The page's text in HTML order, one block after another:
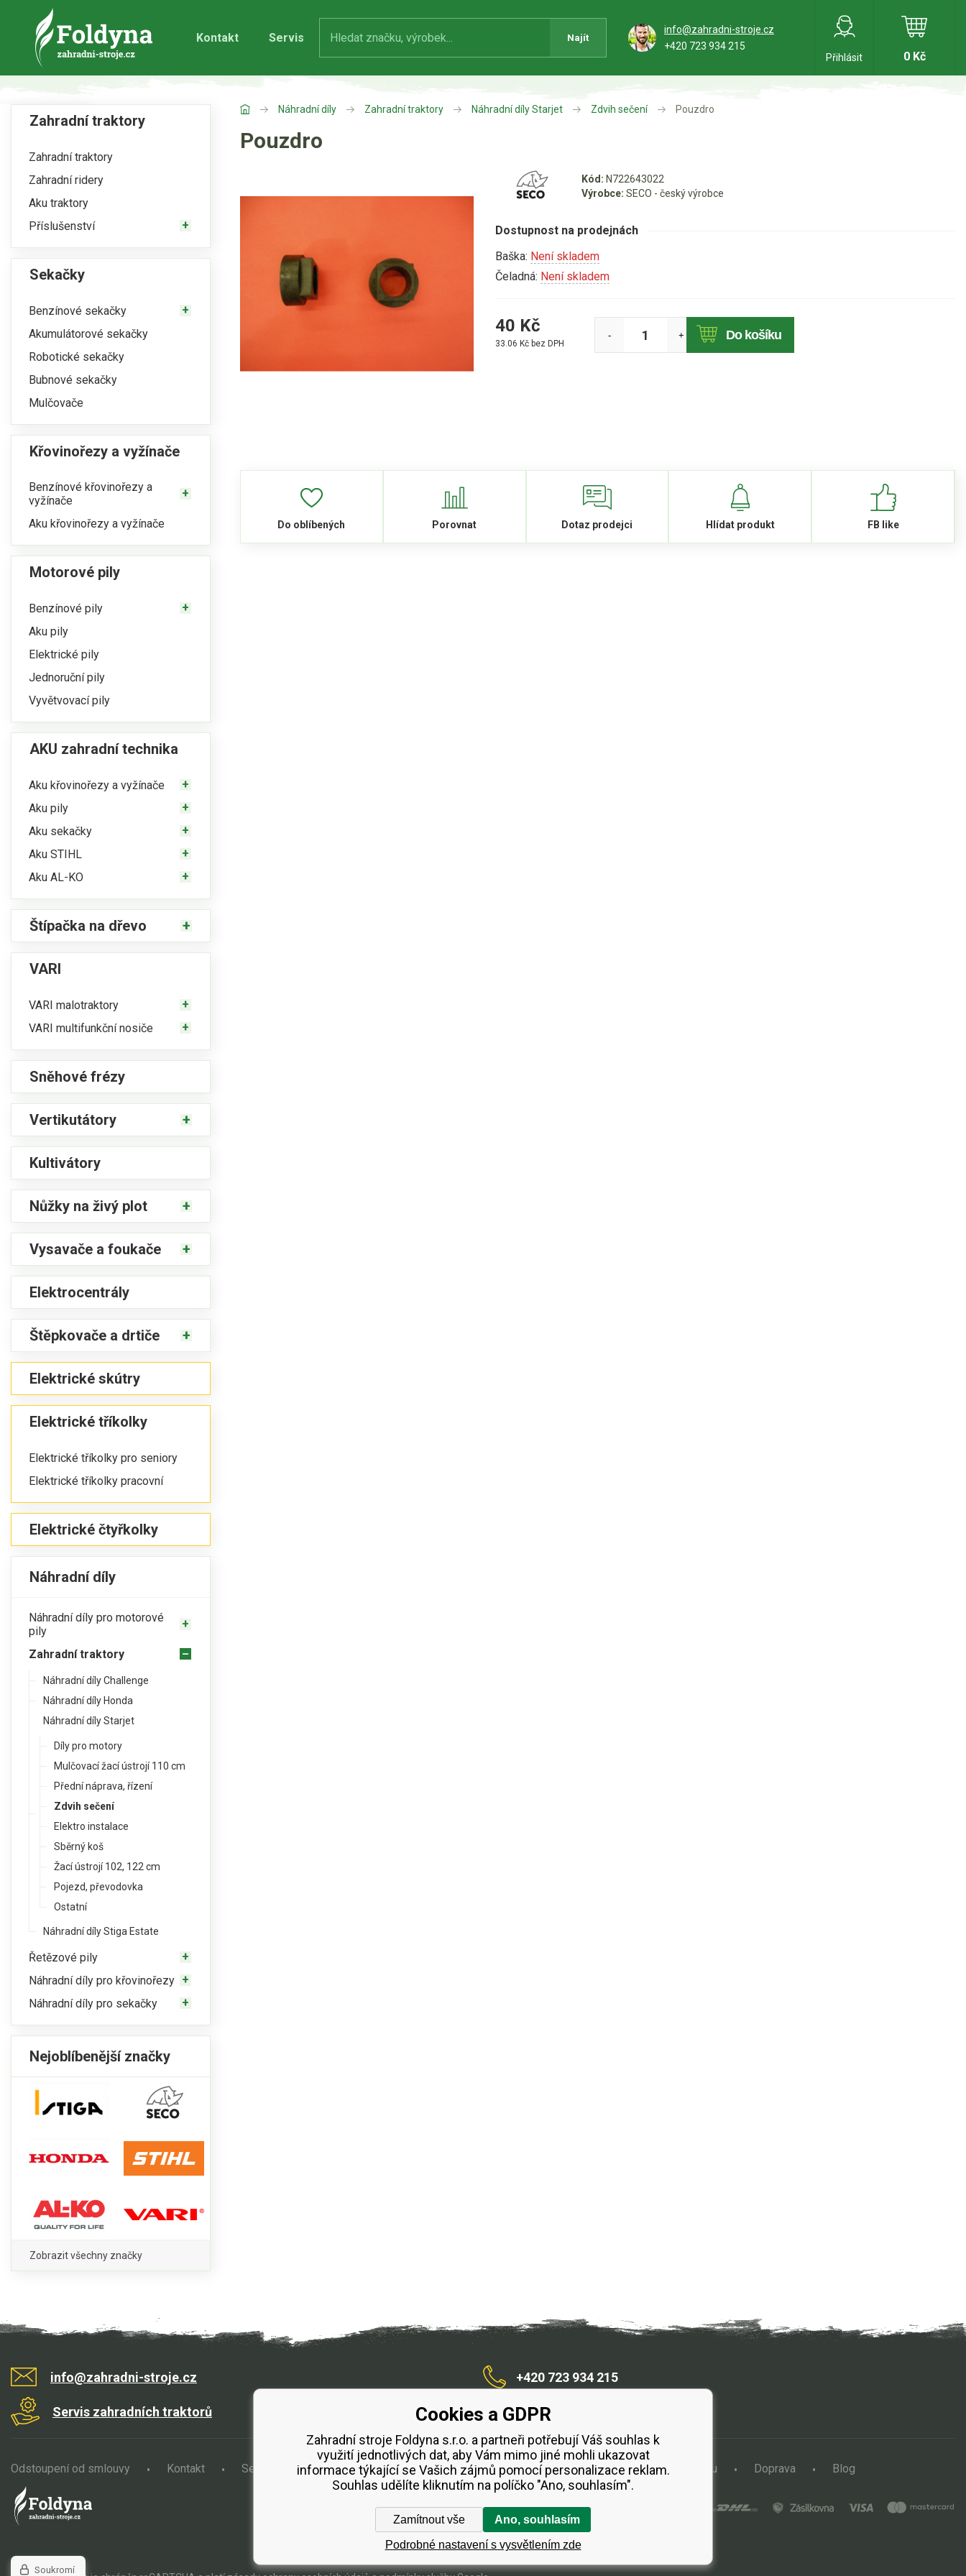
Kontakt Servis Najít
info@zahradni-stroje.cz
+420 723 934 215
Přihlásit
0 Kč
Zahradní traktory
Zahradní traktory
Zahradní ridery
Aku traktory
Příslušenství
Sekačky
Benzínové sekačky
Akumulátorové sekačky
Robotické sekačky
Bubnové sekačky
Mulčovače
Křovinořezy a vyžínače
Benzínové křovinořezy a
vyžínače
Aku křovinořezy a vyžínače
Motorové pily
Benzínové pily
Aku pily
Elektrické pily
Jednoruční pily
Vyvětvovací pily
AKU zahradní technika
Aku křovinořezy a vyžínače
Aku pily
Aku sekačky
Aku STIHL
Aku AL-KO
Štípačka na dřevo
VARI
VARI malotraktory
VARI multifunkční nosiče
Sněhové frézy
Vertikutátory
Kultivátory
Nůžky na živý plot
Vysavače a foukače
Elektrocentrály
Štěpkovače a drtiče
Elektrické skútry
Elektrické tříkolky
Elektrické tříkolky pro seniory
Elektrické tříkolky pracovní
Elektrické čtyřkolky
Náhradní díly
Náhradní díly pro motorové
pily
Zahradní traktory
Náhradní díly Challenge
Náhradní díly Honda
Náhradní díly Starjet
Díly pro motory
Mulčovací žací ústrojí 110 cm
Přední náprava, řízení
Zdvih sečení
Elektro instalace
Sběrný koš
Žací ústrojí 102, 122 cm
Pojezd, převodovka
Ostatní
Náhradní díly Stiga Estate
Řetězové pily
Náhradní díly pro křovinořezy
Náhradní díly pro sekačky
Nejoblíbenější značky
Zobrazit všechny značky
Náhradní díly Zahradní traktory Náhradní díly Starjet Zdvih sečení Pouzdro
Pouzdro
Kód: N722643022
Výrobce: SECO - český výrobce
Dostupnost na prodejnách
Baška: Není skladem
Čeladná: Není skladem
40 Kč
33.06 Kč bez DPH
- + Do košíku
Do oblíbených Porovnat Dotaz prodejci Hlídat produkt FB like
info@zahradni-stroje.cz
Servis zahradních traktorů /zahradnístroje
+420 723 934 215
Odstoupení od smlouvy Kontakt Servis Obchodní podmínky Splátkový prodej ESSOX Půjčovna vertikutátoru Doprava Blog
Tvorba a pronájem eshopůBINARGON.cz
Cookies a GDPR
Zahradní stroje Foldyna s.r.o. a partneři potřebují Váš souhlas k
využití jednotlivých dat, aby Vám mimo jiné mohli ukazovat
informace týkající se Vašich zájmů pomocí personalizace reklam.
Souhlas udělíte kliknutím na políčko "Ano, souhlasím".
Zamítnout vše Ano, souhlasím
Podrobné nastavení s vysvětlením zde
Soukromí